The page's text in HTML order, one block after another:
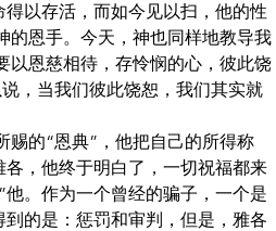
以存活，而如今见以扫，他的性
的恩手。今天，神也同样地教导我
以恩慈相待，存怜悯的心，彼此饶
，当我们彼此饶恕，我们其实就
赐的“恩典”，他把自己的所得称
，他终于明白了，一切祝福都来
。作为一个曾经的骗子，一个是
的是：惩罚和审判，但是，雅各